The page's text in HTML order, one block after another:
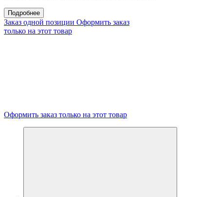
Подробнее
Заказ одной позиции Оформить заказ
только на этот товар
Оформить заказ только на этот товар